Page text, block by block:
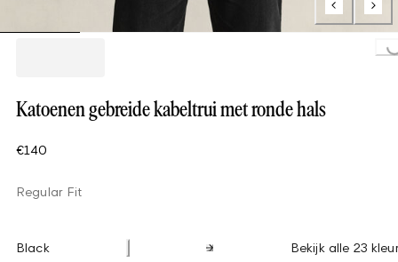
Katoenen gebreide kabeltrui met ronde hals
€140
Regular Fit
Black Bekijk alle 23